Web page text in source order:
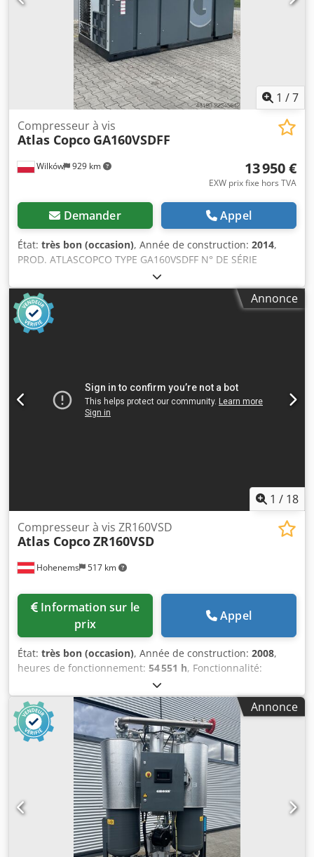
1 /7
Wilków 929 km
Compresseur à vis
Atlas Copco GA160VSDFF
13 950 €
EXW prix fixe hors TVA
Demander Appel
État: très bon (occasion), Année de construction: 2014,
PROD. ATLASCOPCO TYPE GA160VSDFF N° DE SÉRIE
APF195117 ANNÉE 2014 PUISSANCE (kW) 186 DÉBIT
(m3/min) 4,82-26,70 PRESSION (bar) 8,3 HEURES
(FONCTIONNEMENT/TOTAL) 67773 CONVERTISSEUR DE
FRÉQUENCE oui SÉCHEUR INTÉGRÉ oui ÉCHANGEUR non
REFROIDISSEMENT (AIR/EAU) air SUR RÉSERVOIR non
Annonce
1 / 18
Hohenems 517 km
Compresseur à vis ZR160VSD
Atlas CopcoZR160VSD
prix
Appel
État: très bon (occasion), Année de construction: 2008,
heures de fonctionnement: 54 551 h, Fonctionnalité:
, Compresseur sans huile
d'occasion Atlas Copco ZR160VSD, 160 kW avec variateur.
10,4 bar. 25,90 m³/min. Année de fabrication : 2008.
Chodpfxsx A E Euj Agusa
Annonce